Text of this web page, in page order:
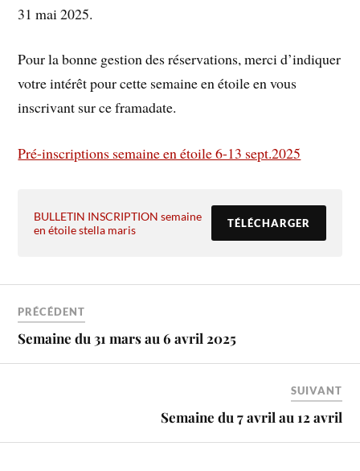
31 mai 2025.
Pour la bonne gestion des réservations, merci d’indiquer
votre intérêt pour cette semaine en étoile en vous
inscrivant sur ce framadate.
Pré-inscriptions semaine en étoile 6-13 sept.2025
BULLETIN INSCRIPTION semaine
en étoile stella maris
TÉLÉCHARGER
PRÉCÉDENT
Semaine du 31 mars au 6 avril 2025
SUIVANT
Semaine du 7 avril au 12 avril